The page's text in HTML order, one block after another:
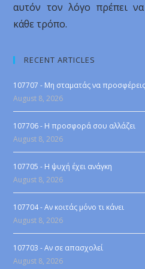
αυτόν τον λόγο πρέπει
κάθε τρόπο.
RECENT ARTICLES
107707 - Μη σταματάς να προσφέρεις
August 8, 2026
107706 - Η προσφορά σου αλλάζει
August 8, 2026
107705 - Η ψυχή έχει ανάγκη
August 8, 2026
107704 - Αν κοιτάς μόνο τι κάνει
August 8, 2026
107703 - Αν σε απασχολεί
August 8, 2026